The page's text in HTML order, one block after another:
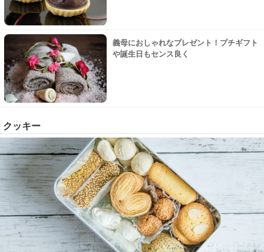
義母におしゃれなプレゼント！プチギフト
や誕生日もセンス良く
クッキー